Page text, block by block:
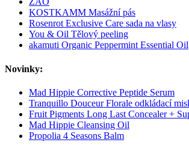
KOSTKAMM Masážní pás
Rosenrot Exclusive Care sada na vlasy
You & Oil Tělový peeling
akamuti Organic Peppermint Essential Oil
Novinky:
Mad Hippie Corrective Peptide Serum
Tranquillo Douceur Florale odkládací
Fruit Pigments Long Last Concealer +
Mad Hippie Cleansing Oil
Propolia 4 Seasons Balm